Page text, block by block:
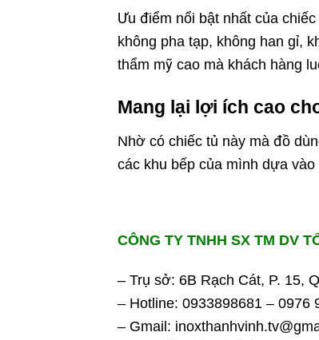
Ưu điểm nổi bật nhất của
không pha tạp, không han gỉ,
thẩm mỹ cao mà khách hàng
Mang lại lợi ích cao
Nhờ có chiếc tủ này mà đồ
các khu bếp của mình dựa
CÔNG TY TNHH SX TM DV
– Trụ sở: 6B Rạch Cát, P. 15,
– Hotline: 0933898681 – 0976
– Gmail: